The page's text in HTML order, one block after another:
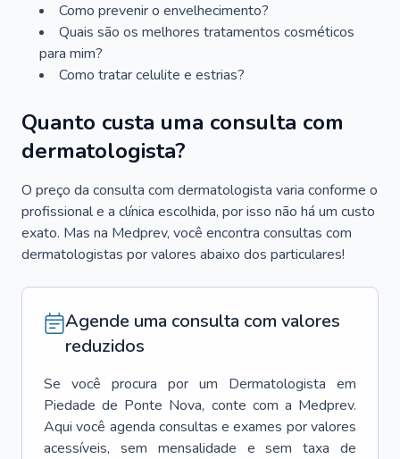
Como prevenir o envelhecimento?
Quais são os melhores tratamentos cosméticos
para mim?
Como tratar celulite e estrias?
Quanto custa uma consulta com
dermatologista?
O preço da consulta com dermatologista varia conforme o
profissional e a clínica escolhida, por isso não há um custo
exato. Mas na Medprev, você encontra consultas com
dermatologistas por valores abaixo dos particulares!
Agende uma consulta com valores
reduzidos
Se você procura por um Dermatologista em
Piedade de Ponte Nova, conte com a Medprev.
Aqui você agenda consultas e exames por valores
acessíveis, sem mensalidade e sem taxa de